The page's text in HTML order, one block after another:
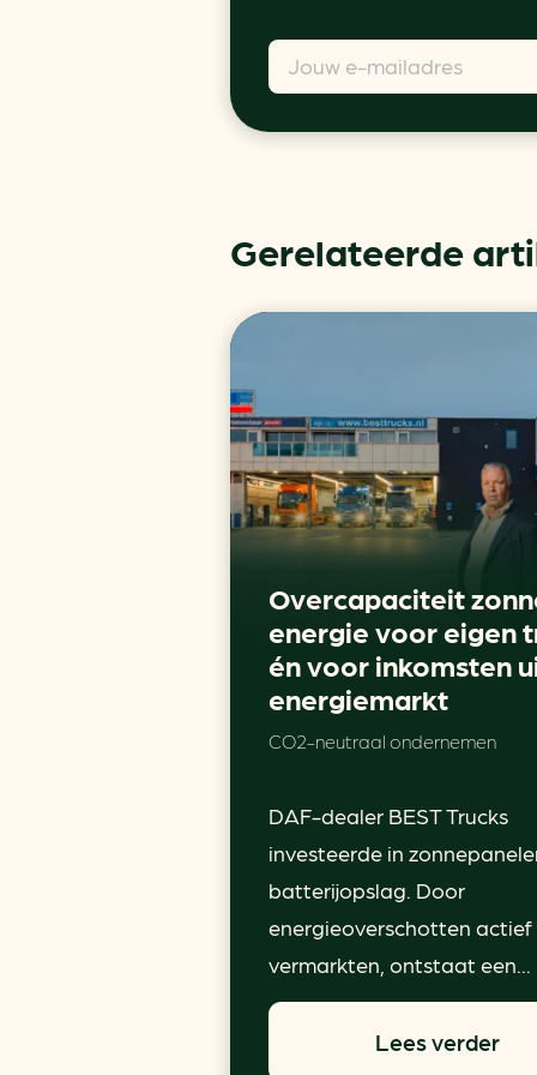
Gerelateerde
Overcapaciteit
energie voor eigen
én voor inkomsten
energiemarkt
CO2-neutraal ondernemen
DAF-dealer BEST Trucks
investeerde in
batterijopslag. Door
energieoverschotten actief
vermarkten, ontstaat een...
Lees verder